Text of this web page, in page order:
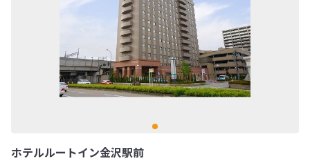
ホテルルートイン金沢駅前